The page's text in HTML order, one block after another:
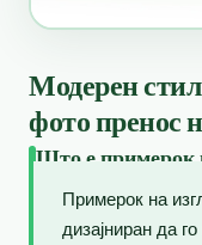
Модерен
фото пренос
Што е примерок
Примерок на
дизајниран да